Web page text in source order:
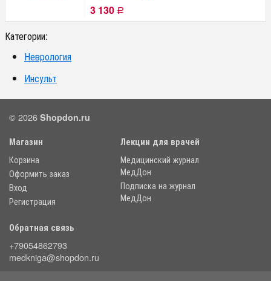
3 130 Р
Категории:
Неврология
Инсульт
© 2026 Shopdon.ru
Магазин
Корзина
Оформить заказ
Вход
Регистрация
Лекции для врачей
Медицинский журнал
МедДон
Подписка на журнал
МедДон
Обратная связь
+79054862793
medkniga@shopdon.ru